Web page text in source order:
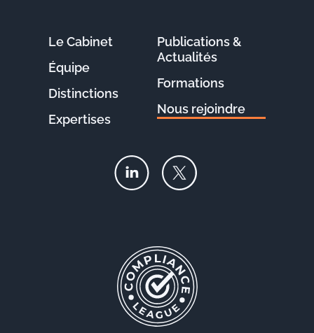
Le Cabinet
Équipe
Distinctions
Expertises
Publications &
Actualités
Formations
Nous rejoindre